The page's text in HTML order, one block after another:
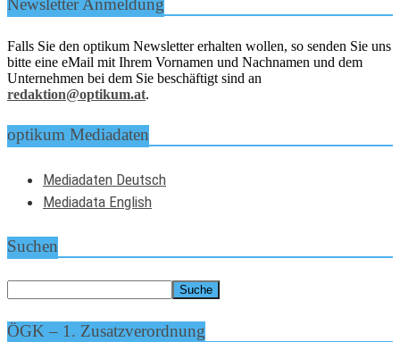
Falls Sie den optikum Newsletter erhalten wollen, so senden Sie uns
bitte eine eMail mit Ihrem Vornamen und Nachnamen und dem
Unternehmen bei dem Sie beschäftigt sind an
redaktion@optikum.at.
optikum Mediadaten
Mediadaten Deutsch
Mediadata English
Suchen
ÖGK – 1. Zusatzverordnung